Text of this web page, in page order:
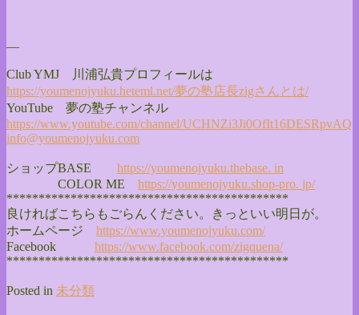
—
Club YMJ 川浦弘貴プロフィールは
https://youmenojyuku.heteml.net/夢の塾店長zigさんとは/
YouTube 夢の塾チャンネル
https://www.youtube.com/channel/UCHNZi3Ji0OfIt16DESRpvAQ
info@youmenojyuku.com
ショップBASE https://youmenojyuku.thebase. in
COLOR ME https://youmenojyuku.shop-pro. jp/
********************************************
良ければこちらもごらんください。きっといい明日が。
ホームページ https://www.youmenojyuku.com/
Facebook https://www.facebook.com/zigquena/
********************************************
Posted in 未分類